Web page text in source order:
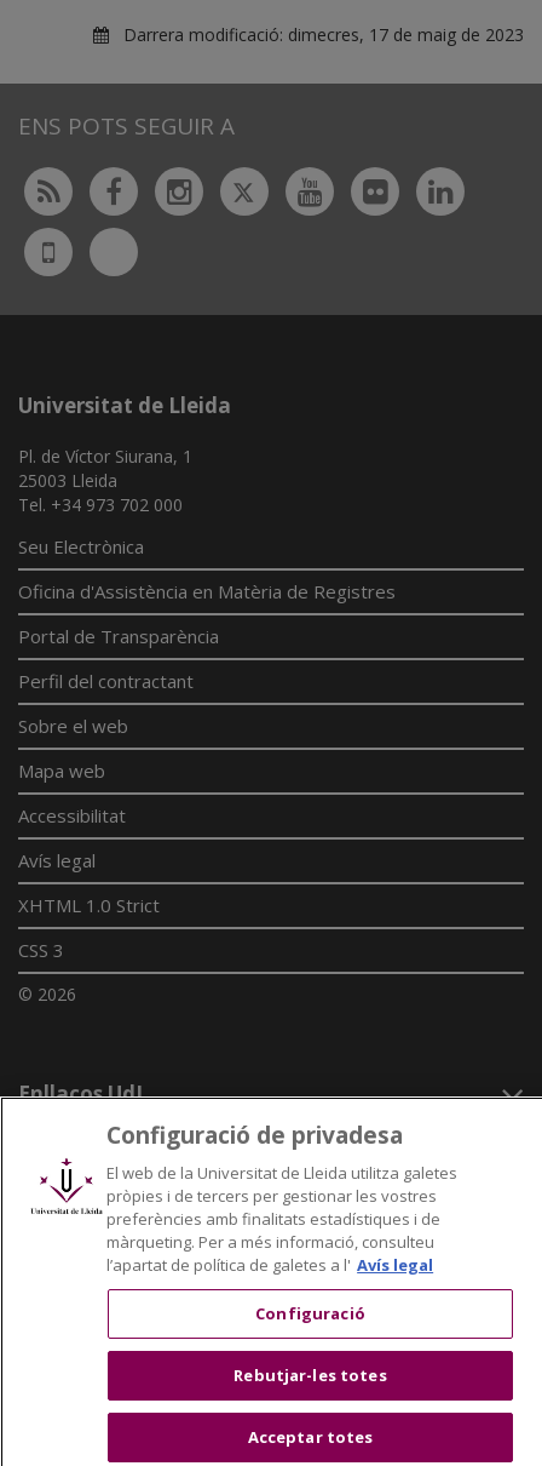
Darrera modificació: dimecres, 17 de maig de 2023
ENS POTS SEGUIR A
Rss FacebookInstagram
TwitterYoutubeFlickr
UdL
App
Bluesky
Universitat de Lleida
Pl. de Víctor Siurana, 1
25003 Lleida
Tel. +34 973 702 000
Seu Electrònica
Oficina d'Assistència en Matèria de Registres
Portal de Transparència
Perfil del contractant
Sobre el web
Mapa web
Accessibilitat
Avís legal
XHTML 1.0 Strict
CSS 3
© 2026
Enllaços UdL
Xarxes universitàries
Configuració de privadesa
El web de la Universitat de Lleida utilitza galetes
pròpies i de tercers per gestionar les vostres
preferències amb finalitats estadístiques i de
màrqueting. Per a més informació, consulteu
l’apartat de política de galetes a l' Avís legal
Configuració
Rebutjar-les totes
Acceptar totes